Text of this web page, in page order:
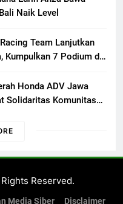
Naik Level
Team Lanjutkan
Kumpulkan 7 Podium di
Honda ADV Jawa
Solidaritas Komunitas
Reserved.
Media Siber Disclaimer